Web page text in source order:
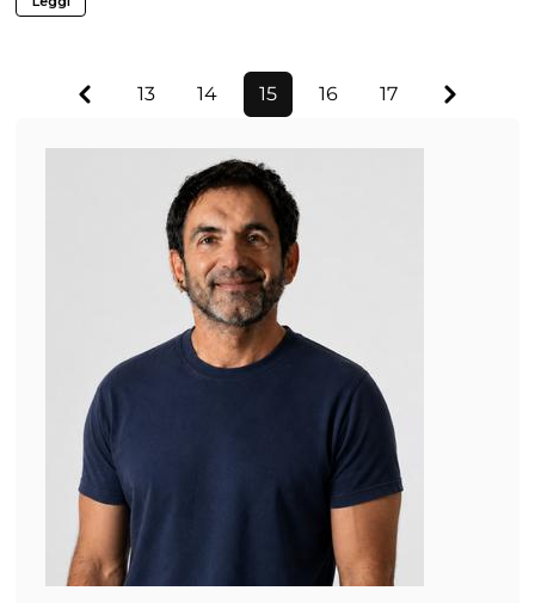
Previous13 14 15 16 17 Next